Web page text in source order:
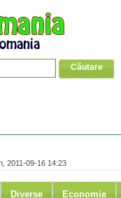
Diverse Economie
2011-09-16 14:23